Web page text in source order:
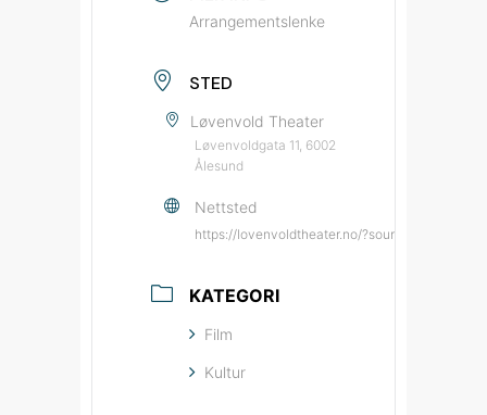
Arrangementslenke
STED
Løvenvold Theater
Løvenvoldgata 11, 6002
Ålesund
Nettsted
https://lovenvoldtheater.no/
KATEGORI
Film
Kultur